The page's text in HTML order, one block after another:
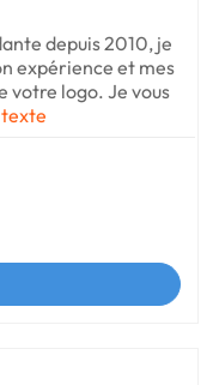
depuis 2010, je
expérience et mes
votre logo. Je vous